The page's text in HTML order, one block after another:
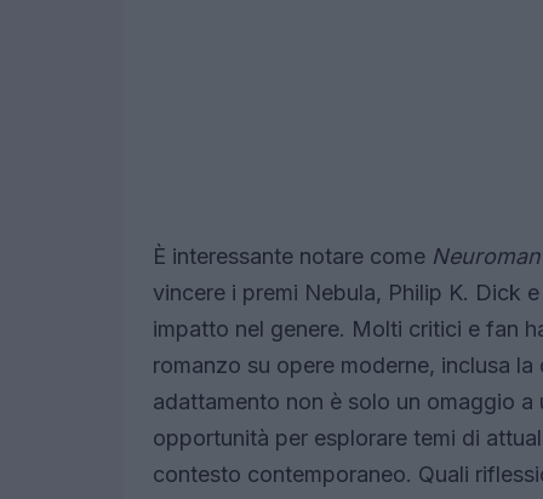
È interessante notare come
vincere i premi Nebula, Philip K. Dick
impatto nel genere. Molti critici e fan
romanzo su opere moderne, inclusa
adattamento non è solo un omaggio
opportunità per esplorare temi di
contesto contemporaneo. Quali